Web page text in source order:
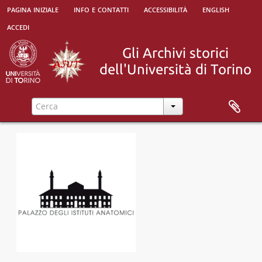
pagina iniziale info e contatti accessibilità
english
accedi
[Unità archivistica] Disegni a matita di Andrea Dessette, 1869
[Unità archivistica] Disegni a matita (alcuni con scritte) di Agostino Cortella, 1871-1872
[Unità archivistica] Disegno anonimo a matita dal titolo La Madre Superiore del M.io, e scritte a inchiostro in versi, 1876
[Unità archivistica] Disegni a matita di Ernesto Marinelli, con scritte sul verso, 1880
[Unità archivistica] Due disegni a matite colorate, di Moriondo, 1888
[Unità archivistica] Königin Margaretha von Italien., 1889
[Unità archivistica] Disegno a matita accompagnato da due manoscritti di George Asner, 1895
[Unità archivistica] Disegni a matita di James Wanamacker, 1895
[Unità archivistica] Disegno matita e inchiostro di Bertulotti Tuvigi, s.d.
[Unità archivistica] Disegni a matita e inchiostro di Vittorio Clapier (attr.), s.d.